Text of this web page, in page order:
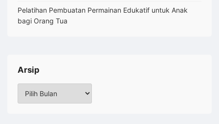
Pelatihan Pembuatan Permainan Edukatif untuk Anak
bagi Orang Tua
Arsip